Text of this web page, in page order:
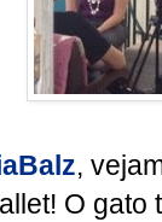
,
O